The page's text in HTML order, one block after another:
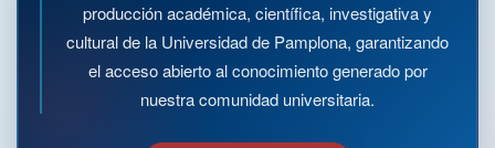
producción académica, científica, investigativa y
cultural de la Universidad de Pamplona, garantizando
el acceso abierto al conocimiento generado por
nuestra comunidad universitaria.